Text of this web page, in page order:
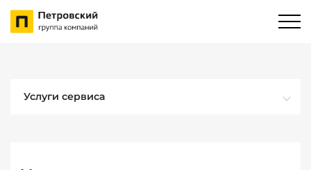
Услуги сервиса